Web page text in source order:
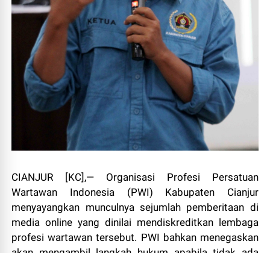
CIANJUR [KC],— Organisasi Profesi Persatuan
Wartawan Indonesia (PWI) Kabupaten Cianjur
menyayangkan munculnya sejumlah pemberitaan di
media online yang dinilai mendiskreditkan lembaga
profesi wartawan tersebut. PWI bahkan menegaskan